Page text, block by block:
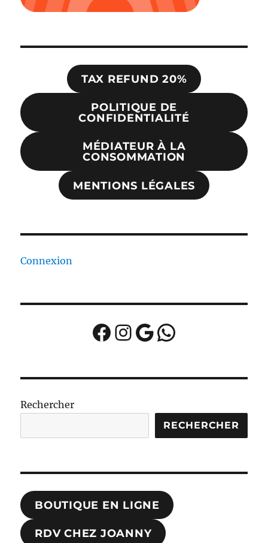
TAX REFUND 20%
POLITIQUE DE
CONFIDENTIALITÉ
MÉDIATEUR À LA
CONSOMMATION
MENTIONS LÉGALES
Connexion
Facebook
Instagram
Google
WhatsApp
Rechercher
RECHERCHER
BOUTIQUE EN LIGNE
RDV CHEZ JOANNY